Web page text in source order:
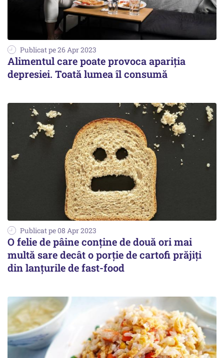
Publicat pe 26 Apr 2023
Alimentul care poate provoca apariția
depresiei. Toată lumea îl consumă
Publicat pe 08 Apr 2023
O felie de pâine conține de două ori mai
multă sare decât o porţie de cartofi prăjiţi
din lanţurile de fast-food